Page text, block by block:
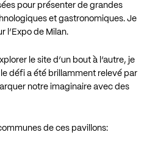
pour présenter de grandes
et gastronomiques. Je
l’Expo de Milan.
le site d’un bout à l’autre, je
défi a été brillamment relevé par
notre imaginaire avec des
de ces pavillons: